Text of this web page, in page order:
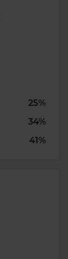
25%
34%
41%